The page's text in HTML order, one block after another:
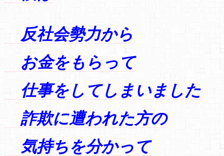
反社会勢力から
お金をもらって
仕事をしてしまいました
詐欺に遭われた方の
気持ちを分かって